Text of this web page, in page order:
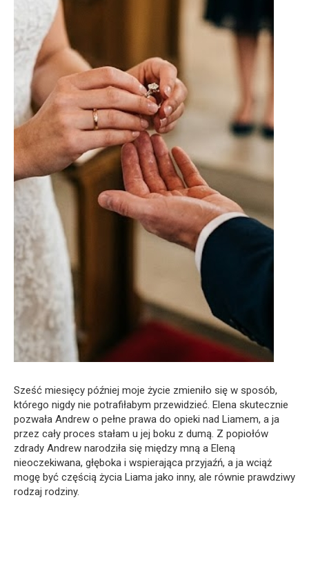
Sześć miesięcy później moje życie zmieniło się w sposób,
którego nigdy nie potrafiłabym przewidzieć. Elena skutecznie
pozwała Andrew o pełne prawa do opieki nad Liamem, a ja
przez cały proces stałam u jej boku z dumą. Z popiołów
zdrady Andrew narodziła się między mną a Eleną
nieoczekiwana, głęboka i wspierająca przyjaźń, a ja wciąż
mogę być częścią życia Liama jako inny, ale równie prawdziwy
rodzaj rodziny.